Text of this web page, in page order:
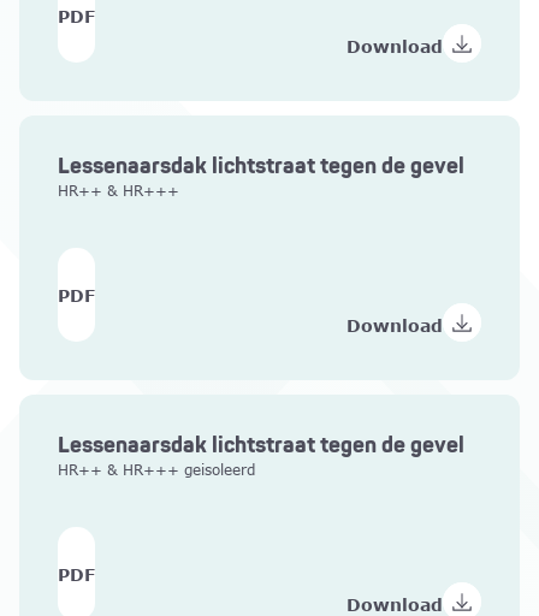
PDF
Download
Lessenaarsdak lichtstraat tegen de gevel
HR++ & HR+++
PDF
Download
Lessenaarsdak lichtstraat tegen de gevel
HR++ & HR+++ geisoleerd
PDF
Download